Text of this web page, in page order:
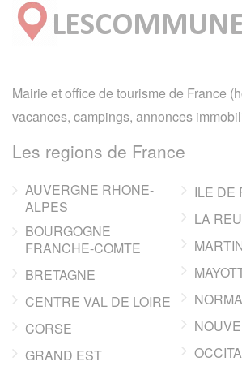
Mairie et office de tourisme de France
vacances, campings, annonces
Les regions de France
AUVERGNE RHONE-
ALPES
BOURGOGNE
FRANCHE-COMTE
BRETAGNE
CENTRE VAL DE LOIRE
CORSE
GRAND EST
ILE DE
LA